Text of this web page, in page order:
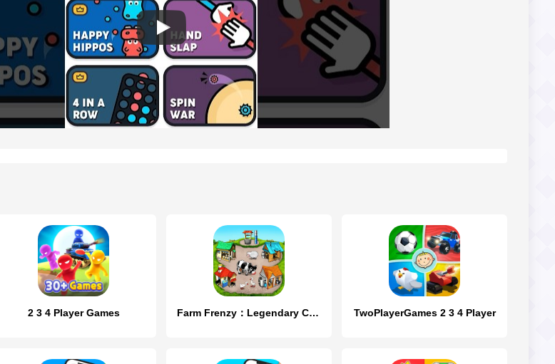
2 3 4 Player Games Farm Frenzy：Legendary Classics TwoPlayerGames 2 3 4 Player